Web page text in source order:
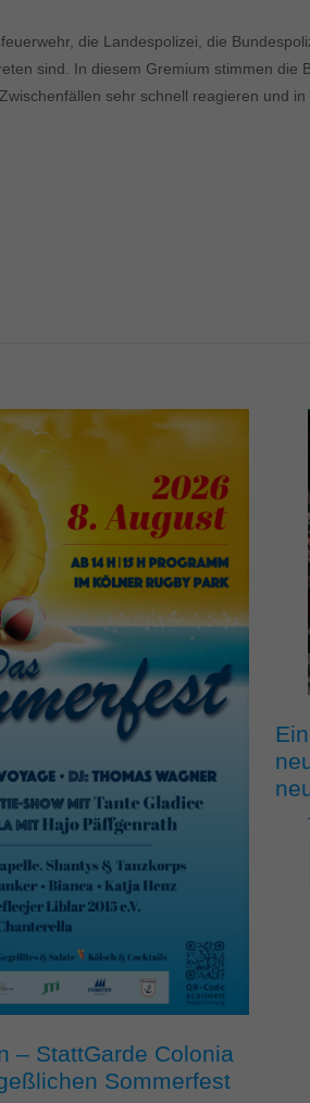
die Landespolizei, die
sind. In diesem Gremium stimmen die
sehr schnell reagieren und
– StattGarde Colonia
Sommerfest